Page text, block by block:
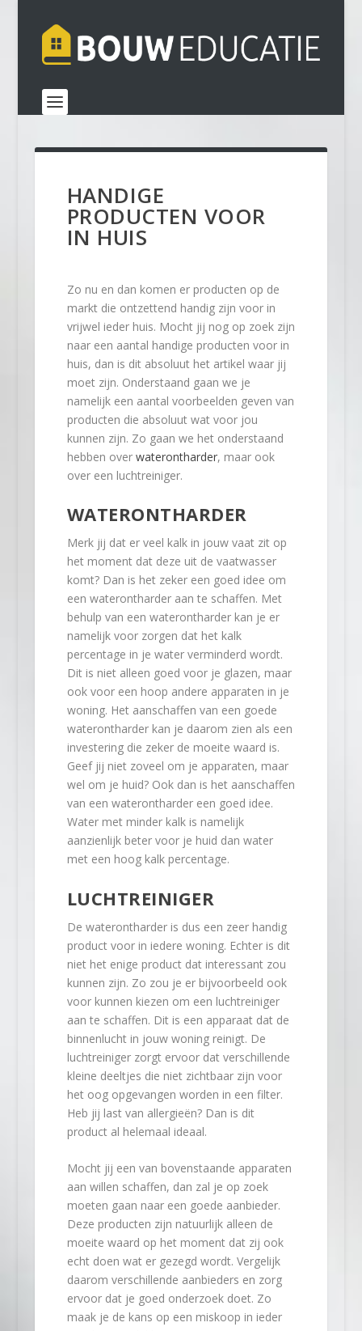
HANDIGE
PRODUCTEN VOOR
IN HUIS
Zo nu en dan komen er producten op de
markt die ontzettend handig zijn voor in
vrijwel ieder huis. Mocht jij nog op zoek zijn
naar een aantal handige producten voor in
huis, dan is dit absoluut het artikel waar jij
moet zijn. Onderstaand gaan we je
namelijk een aantal voorbeelden geven van
producten die absoluut wat voor jou
kunnen zijn. Zo gaan we het onderstaand
hebben over waterontharder, maar ook
over een luchtreiniger.
WATERONTHARDER
Merk jij dat er veel kalk in jouw vaat zit op
het moment dat deze uit de vaatwasser
komt? Dan is het zeker een goed idee om
een waterontharder aan te schaffen. Met
behulp van een waterontharder kan je er
namelijk voor zorgen dat het kalk
percentage in je water verminderd wordt.
Dit is niet alleen goed voor je glazen, maar
ook voor een hoop andere apparaten in je
woning. Het aanschaffen van een goede
waterontharder kan je daarom zien als een
investering die zeker de moeite waard is.
Geef jij niet zoveel om je apparaten, maar
wel om je huid? Ook dan is het aanschaffen
van een waterontharder een goed idee.
Water met minder kalk is namelijk
aanzienlijk beter voor je huid dan water
met een hoog kalk percentage.
LUCHTREINIGER
De waterontharder is dus een zeer handig
product voor in iedere woning. Echter is dit
niet het enige product dat interessant zou
kunnen zijn. Zo zou je er bijvoorbeeld ook
voor kunnen kiezen om een luchtreiniger
aan te schaffen. Dit is een apparaat dat de
binnenlucht in jouw woning reinigt. De
luchtreiniger zorgt ervoor dat verschillende
kleine deeltjes die niet zichtbaar zijn voor
het oog opgevangen worden in een filter.
Heb jij last van allergieën? Dan is dit
product al helemaal ideaal.
Mocht jij een van bovenstaande apparaten
aan willen schaffen, dan zal je op zoek
moeten gaan naar een goede aanbieder.
Deze producten zijn natuurlijk alleen de
moeite waard op het moment dat zij ook
echt doen wat er gezegd wordt. Vergelijk
daarom verschillende aanbieders en zorg
ervoor dat je goed onderzoek doet. Zo
maak je de kans op een miskoop in ieder